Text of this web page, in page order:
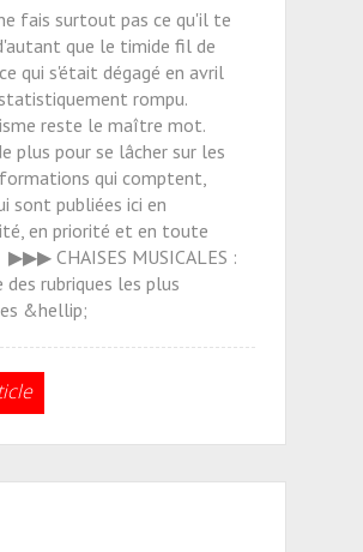
fais surtout pas ce qu'il te
que le timide fil de
qui s'était dégagé en avril
rompu.
reste le maître mot.
plus pour se lâcher sur les
qui comptent,
sont publiées ici en
en priorité et en toute
CHAISES MUSICALES :
des rubriques les plus
&hellip;